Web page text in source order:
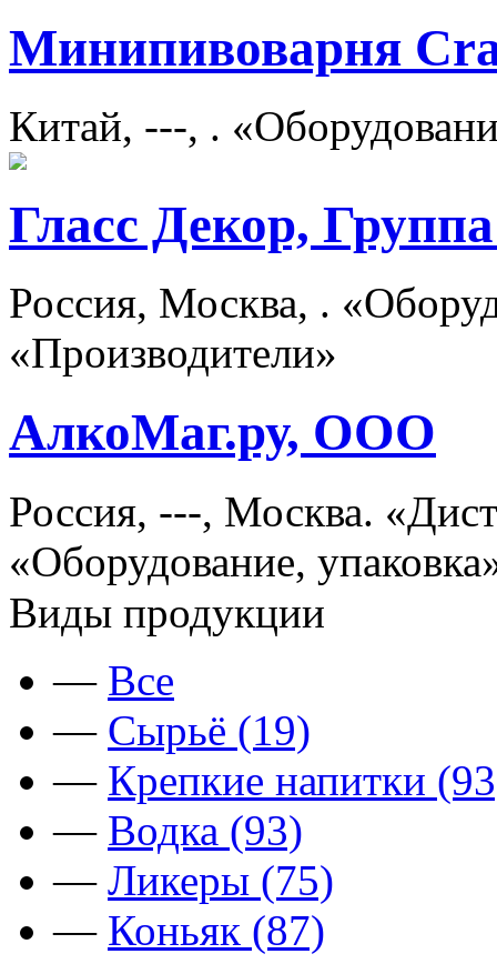
Минипивоварня
Китай, ---, .
Гласс Декор,
Россия, Москва, .
«Производители»
АлкоМаг.ру, ООО
Россия, ---, Москва.
«Оборудование,
Виды продукции
— Все
— Сырьё (19)
— Крепкие напитки
— Водка (93)
— Ликеры (75)
— Коньяк (87)